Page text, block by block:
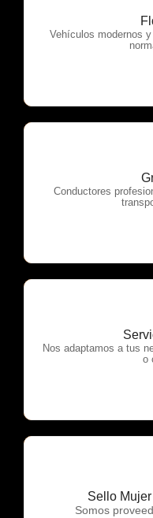
Vehículos modernos
Conductores
Nos adaptamos a tus
o
Sello
Somos